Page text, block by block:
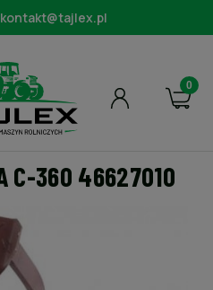
kontakt@tajlex.pl
C-360 46627010